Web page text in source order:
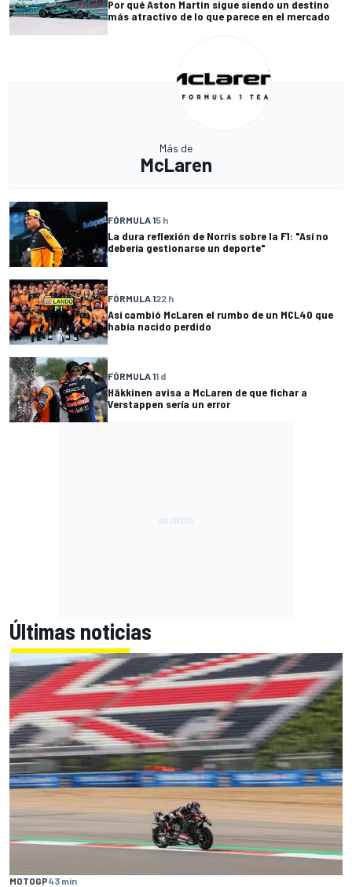
Por qué Aston Martin sigue siendo un destino
más atractivo de lo que parece en el mercado
Más de
McLaren
FÓRMULA 15 h
La dura reflexión de Norris sobre la F1: "Así no
debería gestionarse un deporte"
FÓRMULA 122 h
Así cambió McLaren el rumbo de un MCL40 que
había nacido perdido
FÓRMULA 11 d
Häkkinen avisa a McLaren de que fichar a
Verstappen sería un error
Últimas noticias
MOTOGP43 min